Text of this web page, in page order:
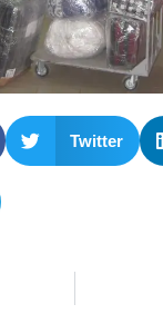
Twitter